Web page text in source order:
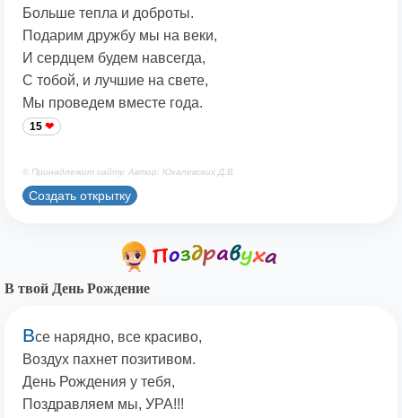
Больше тепла и доброты.
Подарим дружбу мы на веки,
И сердцем будем навсегда,
С тобой, и лучшие на свете,
Мы проведем вместе года.
15
© Принадлежит сайту. Автор: Юкалевских Д.В.
Создать открытку
В твой День Рождение
Все нарядно, все красиво,
Воздух пахнет позитивом.
День Рождения у тебя,
Поздравляем мы, УРА!!!